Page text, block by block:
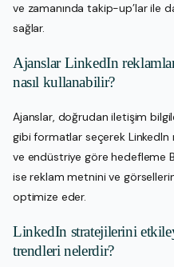
ve zamanında takip-up’lar ile
sağlar.
Ajanslar LinkedIn
nasıl kullanabilir?
Ajanslar, doğrudan iletişim
gibi formatlar seçerek LinkedIn
ve endüstriye göre hedefleme
ise reklam metnini ve
optimize eder.
LinkedIn stratejilerini
trendleri nelerdir?